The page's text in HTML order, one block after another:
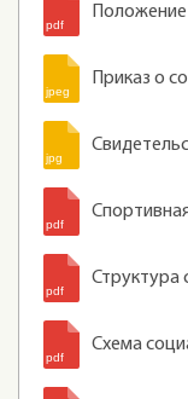
Приказ о
Структура
Схема